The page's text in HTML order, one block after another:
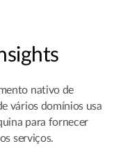
nativo de
vários domínios usa
para fornecer
serviços.